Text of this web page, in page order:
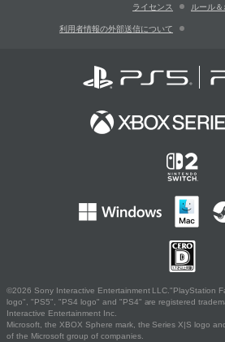
ライセンス ルール
利用者情報の外部送信について
©2026 Sony Interactive Entertainment LLC."PlayStation
logo", "PS5", "PS4 logo" and "PS4" are registered
Interactive Entertainment Inc.
Microsoft, the XBOX Sphere mark, the Series X|S logo
of the Microsoft group of companies.